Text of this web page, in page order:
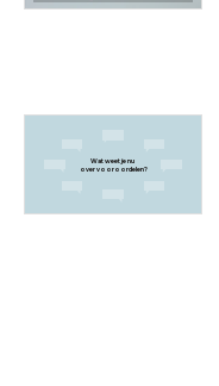
Wat weet je nu
over vooroordelen?